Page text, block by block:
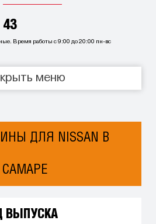
43
Время работы с 9:00 до 20:00 пн-вс
меню
ДЛЯ NISSAN В
САМАРЕ
ВЫПУСКА